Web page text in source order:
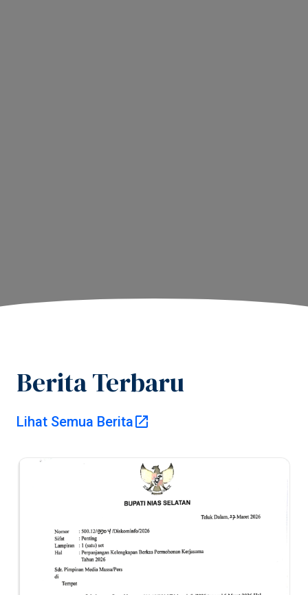
Pusat Informasi
Publik
Pemerintah
Kabupaten Nias
Selatan
Berita Terbaru
Lihat Semua Berita